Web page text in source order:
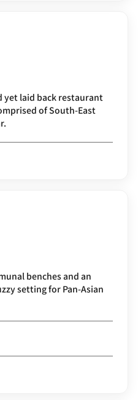
yet laid back restaurant
of South-East
benches and an
setting for Pan-Asian